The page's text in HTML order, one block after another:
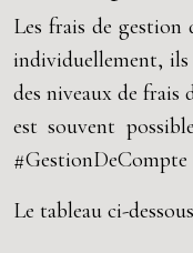
Les frais de gestion
individuellement, ils
des niveaux de
est souvent
#GestionDeCompte
Le tableau ci-